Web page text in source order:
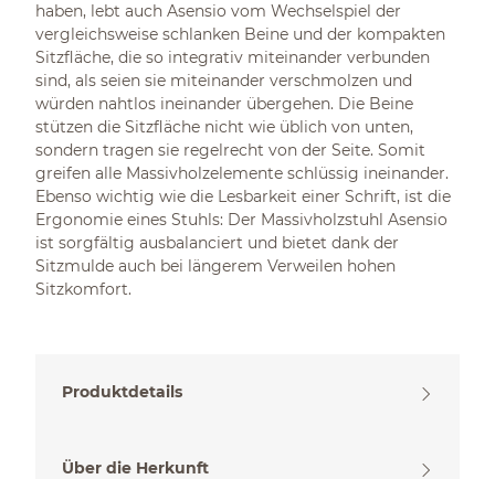
haben, lebt auch Asensio vom Wechselspiel der
vergleichsweise schlanken Beine und der kompakten
Sitzfläche, die so integrativ miteinander verbunden
sind, als seien sie miteinander verschmolzen und
würden nahtlos ineinander übergehen. Die Beine
stützen die Sitzfläche nicht wie üblich von unten,
sondern tragen sie regelrecht von der Seite. Somit
greifen alle Massivholzelemente schlüssig ineinander.
Ebenso wichtig wie die Lesbarkeit einer Schrift, ist die
Ergonomie eines Stuhls: Der Massivholzstuhl Asensio
ist sorgfältig ausbalanciert und bietet dank der
Sitzmulde auch bei längerem Verweilen hohen
Sitzkomfort.
Produktdetails
Über die Herkunft